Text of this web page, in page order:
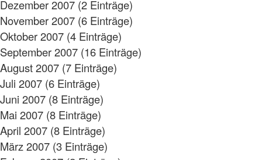
Dezember 2007 (2 Einträge)
November 2007 (6 Einträge)
Oktober 2007 (4 Einträge)
September 2007 (16 Einträge)
August 2007 (7 Einträge)
Juli 2007 (6 Einträge)
Juni 2007 (8 Einträge)
Mai 2007 (8 Einträge)
April 2007 (8 Einträge)
März 2007 (3 Einträge)